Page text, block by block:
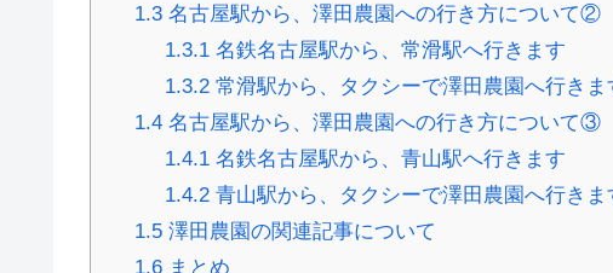
1.3名古屋駅から、澤田農園への行き方について
1.3.1 名鉄名古屋駅から、常滑駅へ行きます
1.3.2 常滑駅から、タクシーで澤田農園へ行きま
1.4名古屋駅から、澤田農園への行き方について
1.4.1 名鉄名古屋駅から、青山駅へ行きます
1.4.2 青山駅から、タクシーで澤田農園へ行きま
1.5澤田農園の関連記事について
1.6まとめ